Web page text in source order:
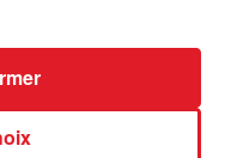
baignez pas ;
de loisirs ;
ne vous approchez
surélevé (plage,